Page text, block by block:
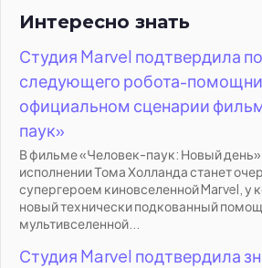
Интересно знать
Студия Marvel подтвердила
следующего робота-
официальном сценарии
паук»
В фильме «Человек-паук: Новый
исполнении Тома Холланда станет
супергероем киновселенной Marvel, у
новый технически подкованный
мультивселенной...
Студия Marvel подтвердила